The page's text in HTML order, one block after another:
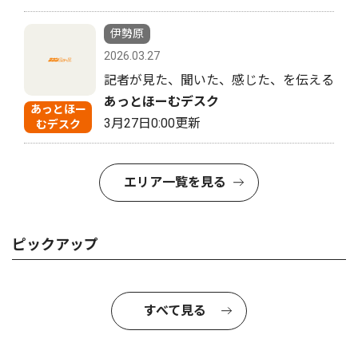
あっとほー
むデスク
伊勢原
2026.03.27
記者が見た、聞いた、感じた、を伝える
あっとほーむデスク
3月27日0:00更新
エリア一覧を見る
ピックアップ
すべて見る